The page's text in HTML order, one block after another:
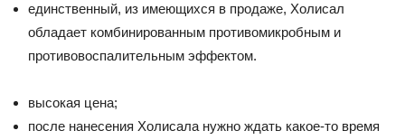
единственный, из имеющихся в продаже, Холисал
обладает комбинированным противомикробным и
противовоспалительным эффектом.
высокая цена;
после нанесения Холисала нужно ждать какое-то время